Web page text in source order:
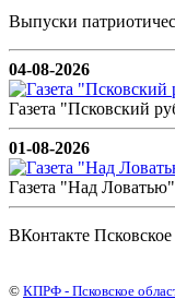
Выпуски
04-08-2026
Газета "Псковский
01-08-2026
Газета "Над Ловатью"
ВКонтакте
© КПРФ - Псковское